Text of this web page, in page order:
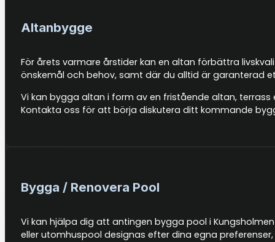
Altanbygge
För årets varmare årstider kan en altan förbättra
önskemål och behov, samt där du alltid är garanterad
Vi kan bygga altan i form av en fristående altan,
Kontakta oss för att börja diskutera ditt kommande
Bygga / Renovera Pool
Vi kan hjälpa dig att antingen bygga pool i
eller utomhuspool designas efter dina egna